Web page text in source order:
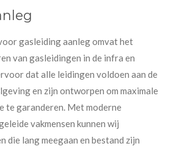
gasleiding aanleg omvat het
van gasleidingen in de infra en
dat alle leidingen voldoen aan de
en zijn ontworpen om maximale
te garanderen. Met moderne
vakmensen kunnen wij
die lang meegaan en bestand zijn